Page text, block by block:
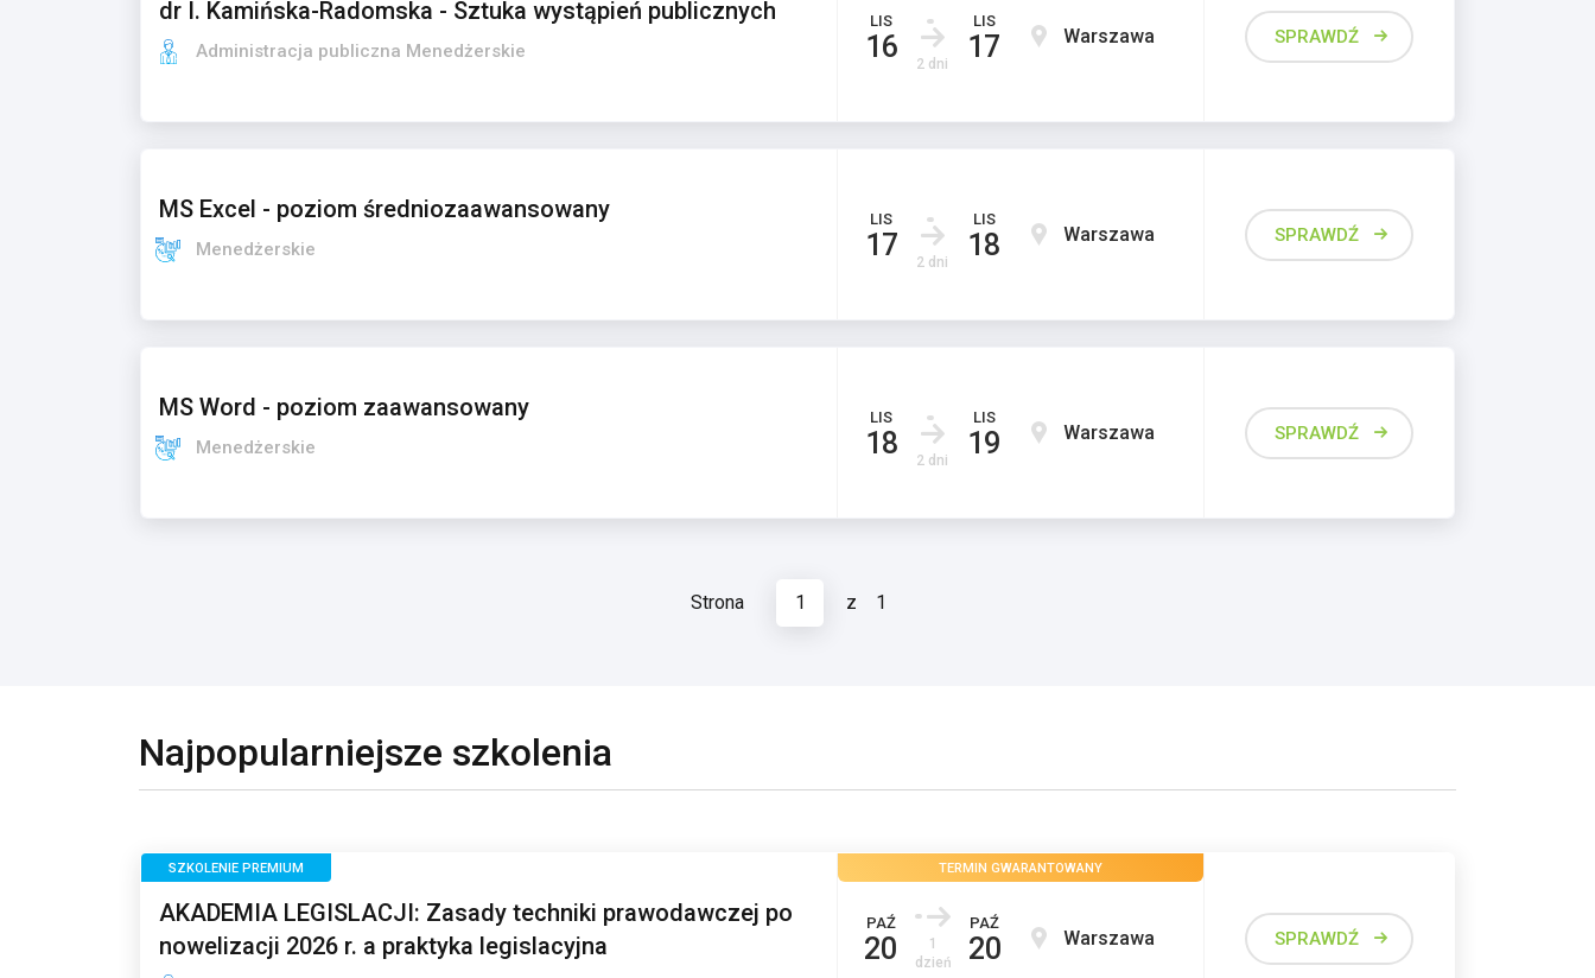
dr I. Kamińska-Radomska - Sztuka wystąpień publicznych
Administracja publiczna Menedżerskie
LIS
16 2 dni
LIS
17 Warszawa SPRAWDŹ
MS Excel - poziom średniozaawansowany
Menedżerskie
LIS
17 2 dni
LIS
18 Warszawa SPRAWDŹ
MS Word - poziom zaawansowany
Menedżerskie
LIS
18 2 dni
LIS
19 Warszawa SPRAWDŹ
Strona 1 z 1
Najpopularniejsze szkolenia
SZKOLENIE PREMIUM
AKADEMIA LEGISLACJI: Zasady techniki prawodawczej po
nowelizacji 2026 r. a praktyka legislacyjna
TERMIN GWARANTOWANY
PAŹ
20
1
dzień
PAŹ
20 Warszawa SPRAWDŹ